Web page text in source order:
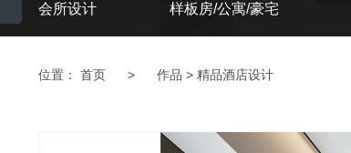
会所设计 样板房/公寓/豪宅
位置： 首页 > 作品 > 精品酒店设计